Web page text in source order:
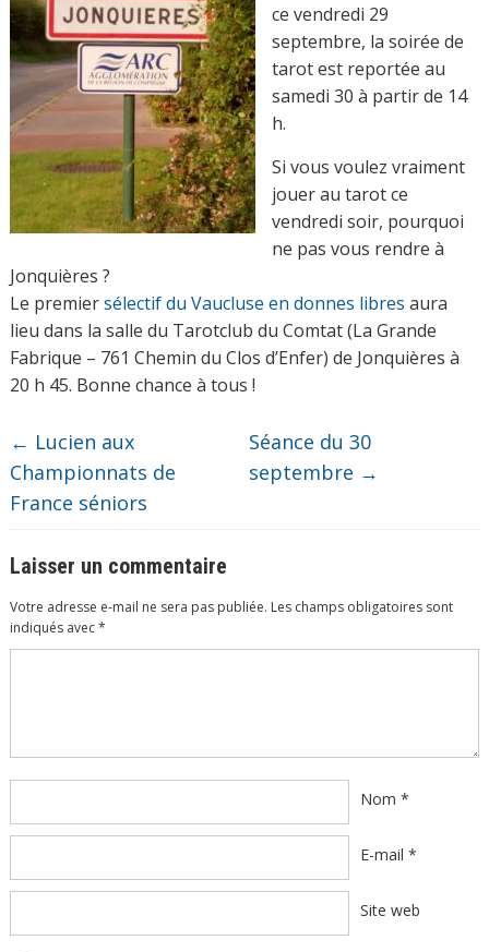
ce vendredi 29
septembre, la soirée de
tarot est reportée au
samedi 30 à partir de 14
h.
Si vous voulez vraiment
jouer au tarot ce
vendredi soir, pourquoi
ne pas vous rendre à
Jonquières ?
Le premiersélectif du Vaucluse en donnes libres aura
lieu dans la salle du Tarotclub du Comtat (La Grande
Fabrique – 761 Chemin du Clos d’Enfer) de Jonquières à
20 h 45. Bonne chance à tous !
← Lucien aux
Championnats de
France séniors
Séance du 30
septembre →
Laisser un commentaire
Votre adresse e-mail ne sera pas publiée. Les champs obligatoires sont
indiqués avec*
Nom *
E-mail *
Site web